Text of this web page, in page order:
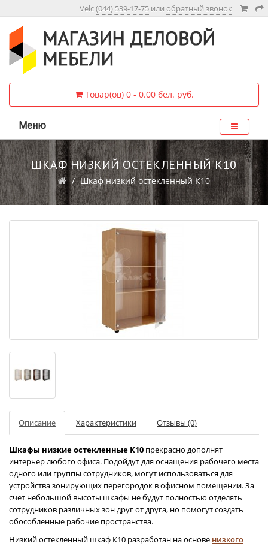
Velc(044) 539-17-75 или обратный звонок
Товар(ов) 0 - 0.00 бел. руб.
Меню
ШКАФ НИЗКИЙ ОСТЕКЛЕННЫЙ К10
Шкаф низкий остекленный К10
Описание Характеристики Отзывы (0)
Шкафы низкие остекленные К10 прекрасно дополнят
интерьер любого офиса. Подойдут для оснащения рабочего места
одного или группы сотрудников, могут использоваться для
устройства зонирующих перегородок в офисном помещении. За
счет небольшой высоты шкафы не будут полностью отделять
сотрудников различных зон друг от друга, но помогут создать
обособленные рабочие пространства.
Низкий остекленный шкаф К10 разработан на основе низкого